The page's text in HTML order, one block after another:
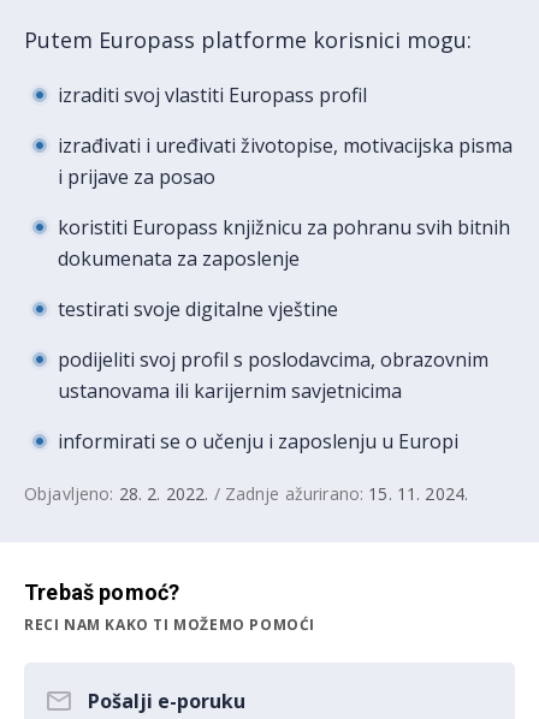
Putem Europass platforme korisnici mogu:
izraditi svoj vlastiti Europass profil
izrađivati i uređivati životopise, motivacijska pisma
i prijave za posao
koristiti Europass knjižnicu za pohranu svih bitnih
dokumenata za zaposlenje
testirati svoje digitalne vještine
podijeliti svoj profil s poslodavcima, obrazovnim
ustanovama ili karijernim savjetnicima
informirati se o učenju i zaposlenju u Europi
Objavljeno: 28. 2. 2022. / Zadnje ažurirano: 15. 11. 2024.
Trebaš pomoć?
RECI NAM KAKO TI MOŽEMO POMOĆI
Pošalji e-poruku